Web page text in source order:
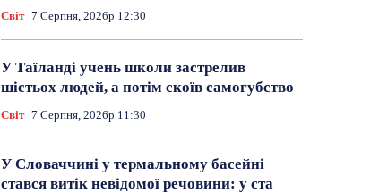
Світ 7 Серпня, 2026р 12:30
У Таїланді учень школи застрелив
шістьох людей, а потім скоїв самогубство
Світ 7 Серпня, 2026р 11:30
У Словаччині у термальному басейні
стався витік невідомої речовини: у ста